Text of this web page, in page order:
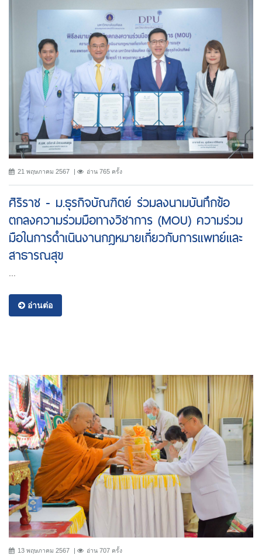
21 พฤษภาคม 2567 อ่าน 765 ครั้ง
ศิริราช - ม.ธุรกิจบัณฑิตย์ ร่วมลงนามบันทึกข้อ
ตกลงความร่วมมือทางวิชาการ (MOU) ความร่วม
มือในการดำเนินงานกฎหมายเกี่ยวกับการแพทย์และ
สาธารณสุข
อ่านต่อ
13 พฤษภาคม 2567 อ่าน 707 ครั้ง